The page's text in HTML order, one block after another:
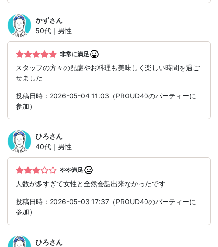
かずさん
50代｜男性
非常に満足
スタッフの方々の配慮やお料理も美味しく楽しい時間を過ご
せました
投稿日時：2026-05-04 11:03（PROUD40のパーティーに
参加）
ひろさん
40代｜男性
やや満足
人数が多すぎて女性と全然会話出来なかったです
投稿日時：2026-05-03 17:37（PROUD40のパーティーに
参加）
ひろさん